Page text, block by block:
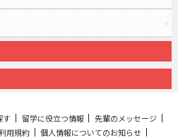
す 留学に役立つ情報
先輩のメッセージ
用規約
個人情報についてのお知らせ